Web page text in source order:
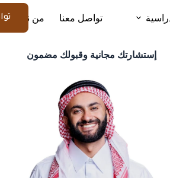
تواصل معنا من نحن
إستشارتك مجانية وقبولك مضمون